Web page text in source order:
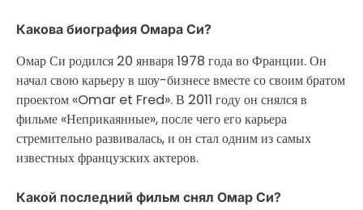
Какова биография Омара Си?
Омар Си родился 20 января 1978 года во Франции. Он
начал свою карьеру в шоу-бизнесе вместе со своим братом
проектом «Omar et Fred». В 2011 году он снялся в
фильме «Неприкаянные», после чего его карьера
стремительно развивалась, и он стал одним из самых
известных французских актеров.
Какой последний фильм снял Омар Си?